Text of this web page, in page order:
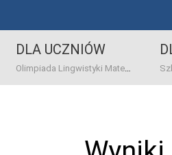
dane bankowo-adresowe kontakt
DLA UCZNIÓW
Olimpiada Lingwistyki Matematycznej